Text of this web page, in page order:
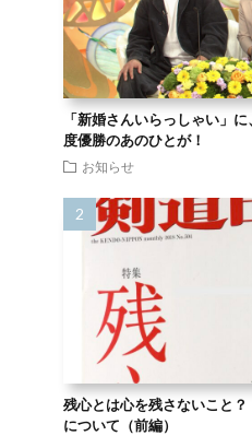
「新婚さんいらっしゃい」
度優勝のあのひとが！
お知らせ
残心とは心を残さないこと
について（前編）